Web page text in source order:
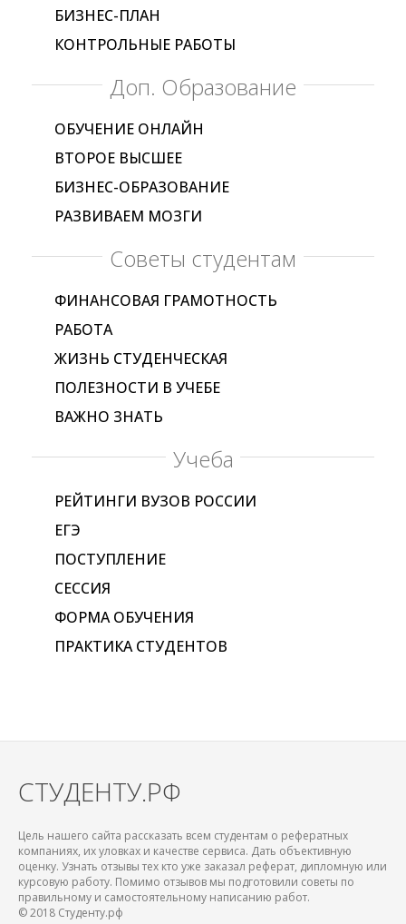
БИЗНЕС-ПЛАН
КОНТРОЛЬНЫЕ РАБОТЫ
Доп. Образование
ОБУЧЕНИЕ ОНЛАЙН
ВТОРОЕ ВЫСШЕЕ
БИЗНЕС-ОБРАЗОВАНИЕ
РАЗВИВАЕМ МОЗГИ
Советы студентам
ФИНАНСОВАЯ ГРАМОТНОСТЬ
РАБОТА
ЖИЗНЬ СТУДЕНЧЕСКАЯ
ПОЛЕЗНОСТИ В УЧЕБЕ
ВАЖНО ЗНАТЬ
Учеба
РЕЙТИНГИ ВУЗОВ РОССИИ
ЕГЭ
ПОСТУПЛЕНИЕ
СЕССИЯ
ФОРМА ОБУЧЕНИЯ
ПРАКТИКА СТУДЕНТОВ
СТУДЕНТУ.РФ
Цель нашего сайта рассказать всем студентам о рефератных
компаниях, их уловках и качестве сервиса. Дать объективную
оценку. Узнать отзывы тех кто уже заказал реферат, дипломную или
курсовую работу. Помимо отзывов мы подготовили советы по
правильному и самостоятельному написанию работ.
© 2018 Студенту.рф